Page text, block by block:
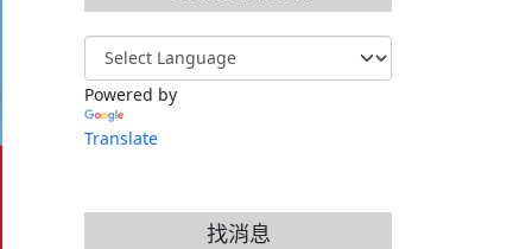
Powered by
Translate
找消息